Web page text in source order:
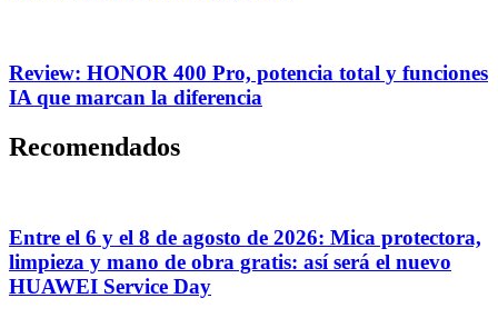
Review: HONOR 400 Pro, potencia total y funciones
IA que marcan la diferencia
Recomendados
Entre el 6 y el 8 de agosto de 2026: Mica protectora,
limpieza y mano de obra gratis: así será el nuevo
HUAWEI Service Day